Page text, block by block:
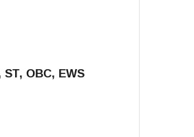
ST, OBC, EWS